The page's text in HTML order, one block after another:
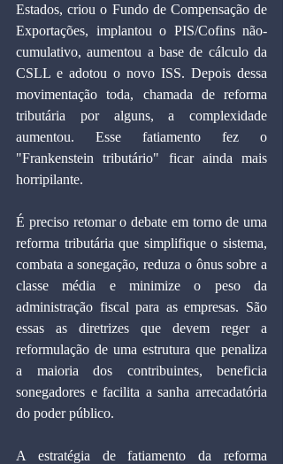
Estados, criou o Fundo de Compensação de
Exportações, implantou o PIS/Cofins não-
cumulativo, aumentou a base de cálculo da
CSLL e adotou o novo ISS. Depois dessa
movimentação toda, chamada de reforma
tributária por alguns, a complexidade
aumentou. Esse fatiamento fez o
"Frankenstein tributário" ficar ainda mais
horripilante.
É preciso retomar o debate em torno de uma
reforma tributária que simplifique o sistema,
combata a sonegação, reduza o ônus sobre a
classe média e minimize o peso da
administração fiscal para as empresas. São
essas as diretrizes que devem reger a
reformulação de uma estrutura que penaliza
a maioria dos contribuintes, beneficia
sonegadores e facilita a sanha arrecadatória
do poder público.
A estratégia de fatiamento da reforma